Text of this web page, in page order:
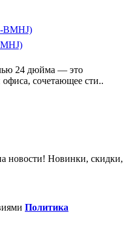
24 дюйма — это
сочетающее сти..
новости! Новинки, скидки,
Политика